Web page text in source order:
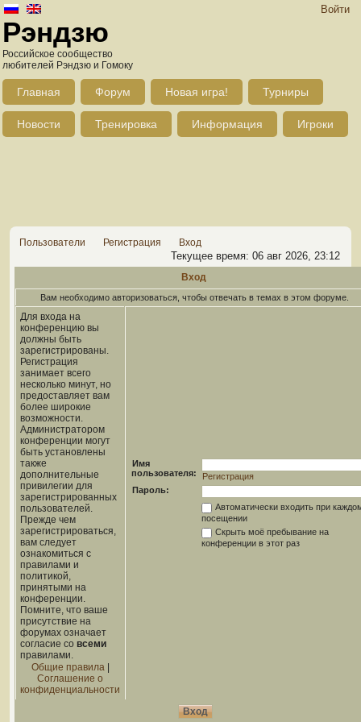
Войти
Рэндзю
Российское сообщество
любителей Рэндзю и Гомоку
Главная Форум Новая игра! Турниры
Новости Тренировка Информация Игроки
Пользователи Регистрация Вход
Текущее время: 06 авг 2026, 23:12
Вход
Вам необходимо авторизоваться, чтобы отвечать в темах в этом форуме.
Для входа на
конференцию вы
должны быть
зарегистрированы.
Регистрация
занимает всего
несколько минут, но
предоставляет вам
более широкие
возможности.
Администратором
конференции могут
быть установлены
также
дополнительные
привилегии для
зарегистрированных
пользователей.
Прежде чем
зарегистрироваться,
вам следует
ознакомиться с
правилами и
политикой,
принятыми на
конференции.
Помните, что ваше
присутствие на
форумах означает
согласие со всеми
правилами.
Общие правила|
Соглашение о
конфиденциальности
Имя
пользователя:
Регистрация
Пароль:
Автоматически входить при
посещении
Скрыть моё пребывание на
конференции в этот раз